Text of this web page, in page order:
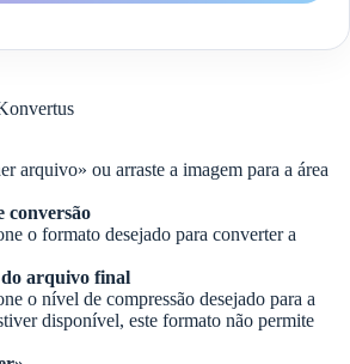
arquivo» ou arraste a imagem para a área
conversão
o formato desejado para converter a
arquivo final
o nível de compressão desejado para a
disponível, este formato não permite